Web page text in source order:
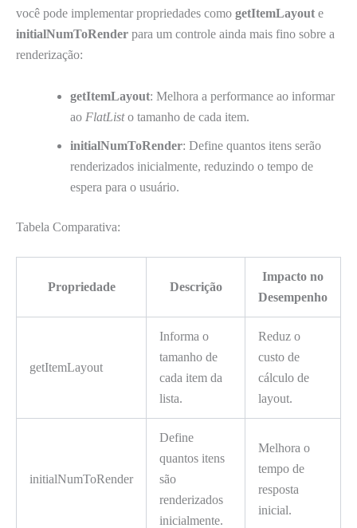
você pode implementar propriedades como getItemLayout e
initialNumToRender para um controle ainda mais fino sobre a
renderização:
getItemLayout: Melhora a performance ao informar
ao FlatListo tamanho de cada item.
initialNumToRender: Define quantos itens serão
renderizados inicialmente, reduzindo o tempo de
espera para o usuário.
Tabela Comparativa:
Propriedade Descrição
Impacto no
Desempenho
getItemLayout
Informa o
tamanho de
cada item da
lista.
Reduz o
custo de
cálculo de
layout.
initialNumToRender
Define
quantos itens
são
renderizados
inicialmente.
Melhora o
tempo de
resposta
inicial.